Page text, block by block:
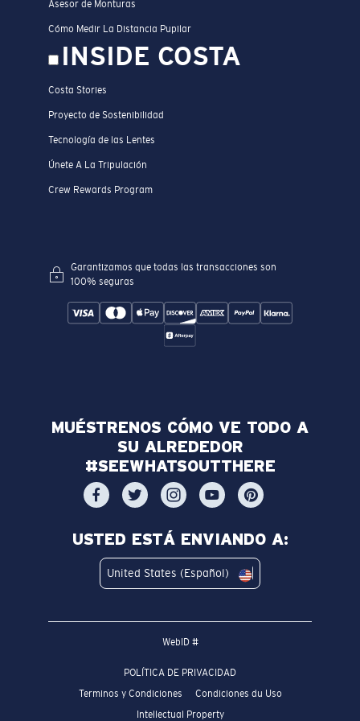
Asesor de Monturas
Cómo Medir La Distancia Pupilar
INSIDE COSTA
Costa Stories
Proyecto de Sostenibilidad
Tecnología de las Lentes
Únete A La Tripulación
Crew Rewards Program
Garantizamos que todas las transacciones son
100% seguras
MUÉSTRENOS CÓMO VE TODO A
SU ALREDEDOR
#SEEWHATSOUTTHERE
USTED ESTÁ ENVIANDO A:
United States (Español)
WebID #
POLÍTICA DE PRIVACIDAD
Terminos y Condiciones
Condiciones du Uso
Intellectual Property